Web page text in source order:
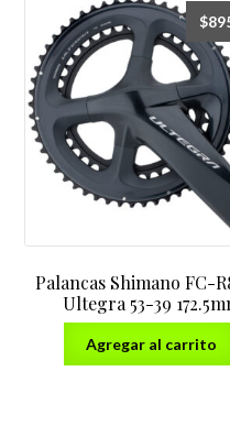
Palancas Shimano FC-
Ultegra 53-39
$
Agregar al carrito